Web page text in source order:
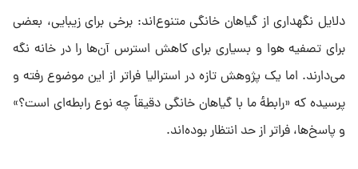
دلایل نگهداری از گیاهان خانگی متنوع‌اند: برخی برای زیبایی، بعضی
برای تصفیه هوا و بسیاری برای کاهش استرس آن‌ها را در خانه نگه
می‌دارند. اما یک پژوهش تازه در استرالیا فراتر از این موضوع رفته و
پرسیده که «رابطه‌ٔ ما با گیاهان خانگی دقیقاً چه نوع رابطه‌ای است؟»
و پاسخ‌ها، فراتر از حد انتظار بوده‌اند.